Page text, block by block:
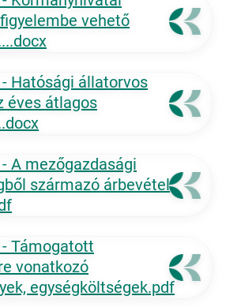
vehető
Hatósági állatorvos
éves átlagos
A mezőgazdasági
származó árbevétel
Támogatott
vonatkozó
egységköltségek.pdf